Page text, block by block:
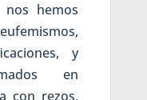
hemos
y
en
con rezos,